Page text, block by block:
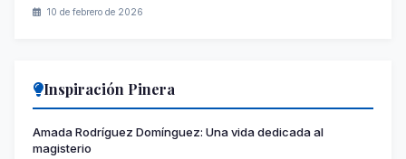
10 de febrero de 2026
Inspiración Pinera
Amada Rodríguez Domínguez: Una vida dedicada al
magisterio